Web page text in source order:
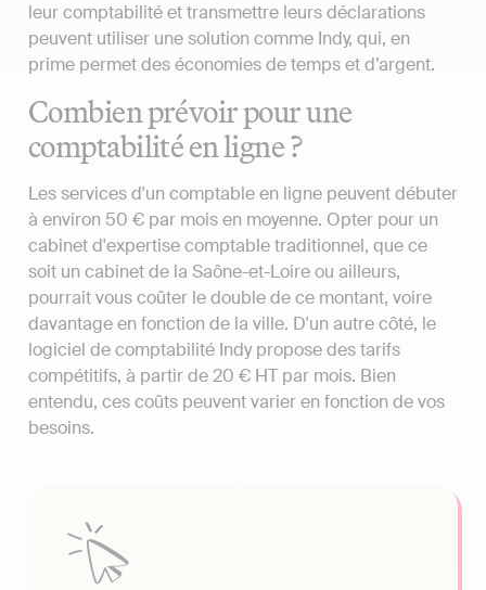
leur comptabilité et transmettre leurs déclarations
peuvent utiliser une solution comme Indy, qui, en
prime permet des économies de temps et d’argent.
Combien prévoir pour une
comptabilité en ligne ?
Les services d'un comptable en ligne peuvent débuter
à environ 50 € par mois en moyenne. Opter pour un
cabinet d'expertise comptable traditionnel, que ce
soit un cabinet de la Saône-et-Loire ou ailleurs,
pourrait vous coûter le double de ce montant, voire
davantage en fonction de la ville. D'un autre côté, le
logiciel de comptabilité Indy propose des tarifs
compétitifs, à partir de 20 € HT par mois. Bien
entendu, ces coûts peuvent varier en fonction de vos
besoins.